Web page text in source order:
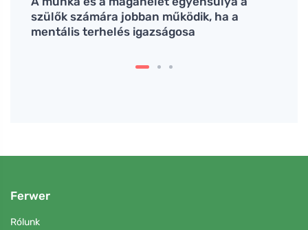
szülők számára jobban működik, ha a
mentális terhelés igazságosa
Ferwer
Rólunk